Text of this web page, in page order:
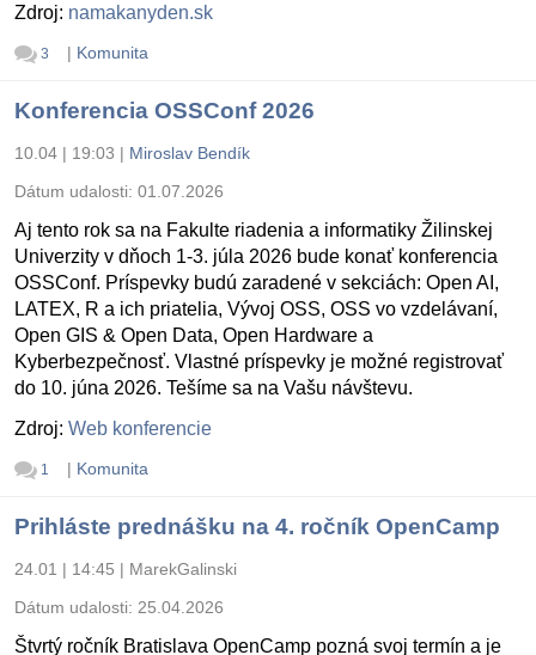
Zdroj: namakanyden.sk
3 | Komunita
Konferencia OSSConf 2026
10.04 | 19:03 | Miroslav Bendík
Dátum udalosti: 01.07.2026
Aj tento rok sa na Fakulte riadenia a informatiky Žilinskej
Univerzity v dňoch 1-3. júla 2026 bude konať konferencia
OSSConf. Príspevky budú zaradené v sekciách: Open AI,
LATEX, R a ich priatelia, Vývoj OSS, OSS vo vzdelávaní,
Open GIS & Open Data, Open Hardware a
Kyberbezpečnosť. Vlastné príspevky je možné registrovať
do 10. júna 2026. Tešíme sa na Vašu návštevu.
Zdroj: Web konferencie
1 | Komunita
Prihláste prednášku na 4. ročník OpenCamp
24.01 | 14:45 | MarekGalinski
Dátum udalosti: 25.04.2026
Štvrtý ročník Bratislava OpenCamp pozná svoj termín a je